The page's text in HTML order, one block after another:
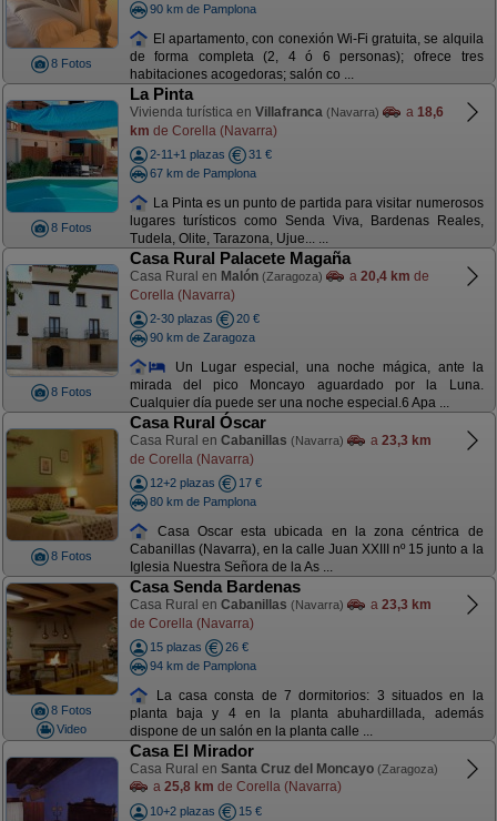
8 Fotos
90 km de Pamplona
El apartamento, con conexión Wi-Fi gratuita, se alquila
de forma completa (2, 4 ó 6 personas); ofrece tres
habitaciones acogedoras; salón co ...
8 Fotos
La Pinta
Vivienda turística en Villafranca (Navarra) a 18,6
km de Corella (Navarra)
2-11+1 plazas
31 €
67 km de Pamplona
La Pinta es un punto de partida para visitar numerosos
lugares turísticos como Senda Viva, Bardenas Reales,
Tudela, Olite, Tarazona, Ujue... ...
8 Fotos
Casa Rural Palacete Magaña
Casa Rural en Malón (Zaragoza) a 20,4 km de
Corella (Navarra)
2-30 plazas
20 €
90 km de Zaragoza
Un Lugar especial, una noche mágica, ante la
mirada del pico Moncayo aguardado por la Luna.
Cualquier día puede ser una noche especial.6 Apa ...
8 Fotos
Casa Rural Óscar
Casa Rural en Cabanillas (Navarra) a 23,3 km
de Corella (Navarra)
12+2 plazas
17 €
80 km de Pamplona
Casa Oscar esta ubicada en la zona céntrica de
Cabanillas (Navarra), en la calle Juan XXIII nº 15 junto a la
Iglesia Nuestra Señora de la As ...
8 Fotos
Video
Casa Senda Bardenas
Casa Rural en Cabanillas (Navarra) a 23,3 km
de Corella (Navarra)
15 plazas
26 €
94 km de Pamplona
La casa consta de 7 dormitorios: 3 situados en la
planta baja y 4 en la planta abuhardillada, además
dispone de un salón en la planta calle ...
Casa El Mirador
Casa Rural en Santa Cruz del Moncayo (Zaragoza)
a 25,8 km de Corella (Navarra)
10+2 plazas
15 €